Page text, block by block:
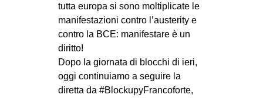
DIRITTO ALL’ABITARE
GENERI
REPRESSIONE
tutta europa si sono moltiplicate le
manifestazioni contro l’austerity e
contro la BCE: manifestare è un
diritto!
Dopo la giornata di blocchi di ieri,
oggi continuiamo a seguire la
diretta da #BlockupyFrancoforte,